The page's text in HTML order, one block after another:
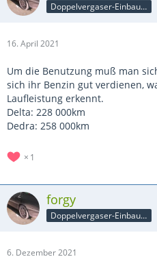
Doppelvergaser-Einbauer
16. April 2021
Um die Benutzung muß man
sich ihr Benzin gut verdienen,
Laufleistung erkennt.
Delta: 228 000km
Dedra: 258 000km
1
forgy
Doppelvergaser-Einbauer
6. Dezember 2021